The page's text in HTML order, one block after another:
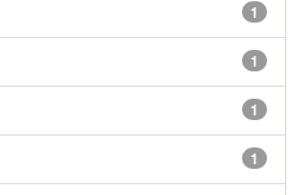
1
1
1
1